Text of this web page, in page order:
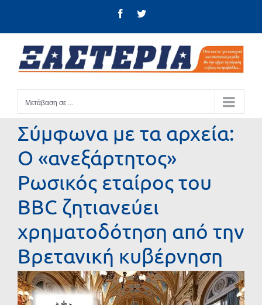
FacebookTwitter
Μετάβαση σε ...
Σύμφωνα με τα αρχεία:
Ο «ανεξάρτητος»
Ρωσικός εταίρος του
BBC ζητιανεύει
χρηματοδότηση από την
Βρετανική κυβέρνηση
Προβολή
μεγαλύτερης